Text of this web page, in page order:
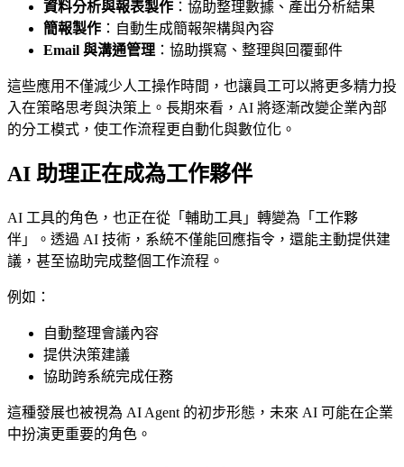
資料分析與報表製作 ：協助整理數據、產出分析結果
簡報製作 ：自動生成簡報架構與內容
Email 與溝通管理 ：協助撰寫、整理與回覆郵件
這些應用不僅減少人工操作時間，也讓員工可以將更多精力投
入在策略思考與決策上。長期來看，AI 將逐漸改變企業內部
的分工模式，使工作流程更自動化與數位化。
AI 助理正在成為工作夥伴
AI 工具的角色，也正在從「輔助工具」轉變為「工作夥
伴」。透過 AI 技術，系統不僅能回應指令，還能主動提供建
議，甚至協助完成整個工作流程。
例如：
自動整理會議內容
提供決策建議
協助跨系統完成任務
這種發展也被視為 AI Agent 的初步形態，未來 AI 可能在企業
中扮演更重要的角色。